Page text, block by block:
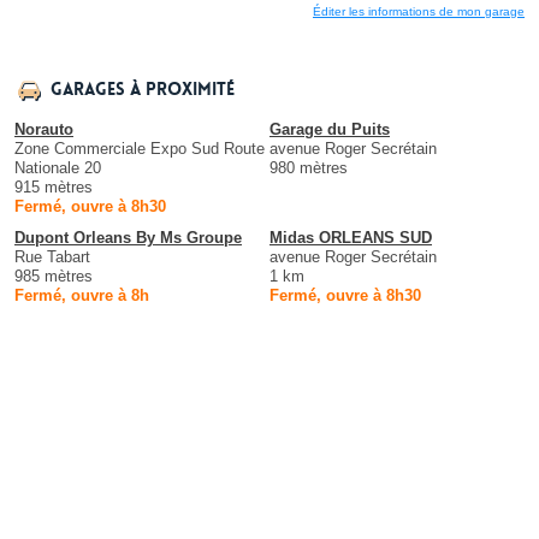
Éditer les informations de mon garage
Garages à proximité
Norauto
Zone Commerciale Expo Sud Route
Nationale 20
915 mètres
Fermé, ouvre à 8h30
Garage du Puits
avenue Roger Secrétain
980 mètres
Dupont Orleans By Ms Groupe
Rue Tabart
985 mètres
Fermé, ouvre à 8h
Midas ORLEANS SUD
avenue Roger Secrétain
1 km
Fermé, ouvre à 8h30